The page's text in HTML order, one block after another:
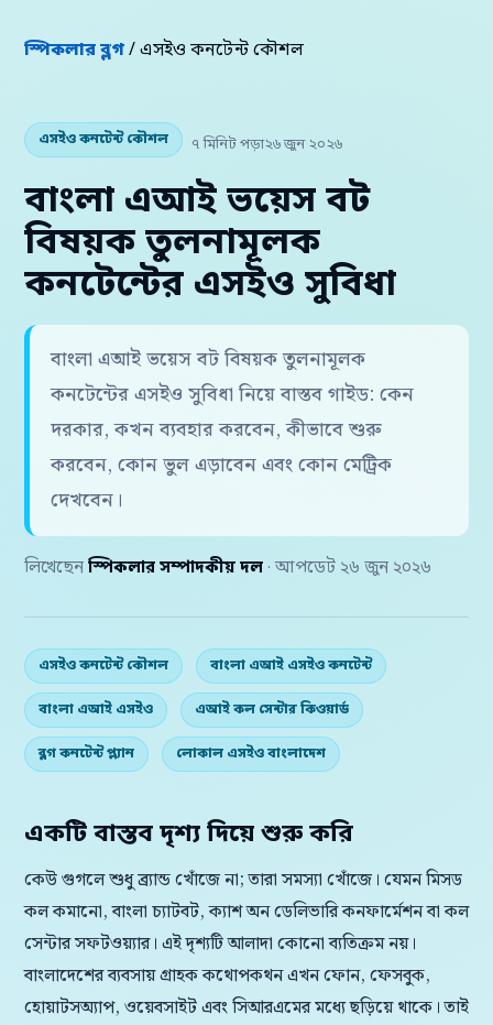
স্পিকলার ব্লগ/ এসইও কনটেন্ট কৌশল
এসইও কনটেন্ট কৌশল ৭ মিনিট পড়া২৬ জুন ২০২৬
বাংলা এআই ভয়েস বট
বিষয়ক তুলনামূলক
কনটেন্টের এসইও সুবিধা
বাংলা এআই ভয়েস বট বিষয়ক তুলনামূলক
কনটেন্টের এসইও সুবিধা নিয়ে বাস্তব গাইড: কেন
দরকার, কখন ব্যবহার করবেন, কীভাবে শুরু
করবেন, কোন ভুল এড়াবেন এবং কোন মেট্রিক
দেখবেন।
লিখেছেন স্পিকলার সম্পাদকীয় দল · আপডেট ২৬ জুন ২০২৬
এসইও কনটেন্ট কৌশল বাংলা এআই এসইও কনটেন্ট
বাংলা এআই এসইও এআই কল সেন্টার কিওয়ার্ড
ব্লগ কনটেন্ট প্ল্যান লোকাল এসইও বাংলাদেশ
একটি বাস্তব দৃশ্য দিয়ে শুরু করি
কেউ গুগলে শুধু ব্র্যান্ড খোঁজে না; তারা সমস্যা খোঁজে। যেমন মিসড
কল কমানো, বাংলা চ্যাটবট, ক্যাশ অন ডেলিভারি কনফার্মেশন বা কল
সেন্টার সফটওয়্যার। এই দৃশ্যটি আলাদা কোনো ব্যতিক্রম নয়।
বাংলাদেশের ব্যবসায় গ্রাহক কথোপকথন এখন ফোন, ফেসবুক,
হোয়াটসঅ্যাপ, ওয়েবসাইট এবং সিআরএমের মধ্যে ছড়িয়ে থাকে। তাই